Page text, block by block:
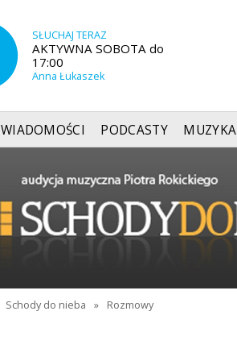
SŁUCHAJ TERAZ
AKTYWNA SOBOTA do
17:00
Anna Łukaszek
WIADOMOŚCI PODCASTY MUZYKA
Schody do nieba » Rozmowy